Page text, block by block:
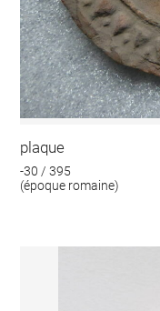
plaque
-30 / 395
(époque romaine)